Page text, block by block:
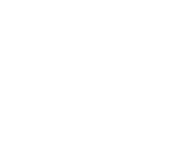
过于劳
许多人